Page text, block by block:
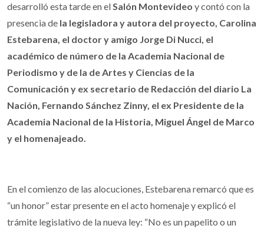
desarrolló esta tarde en elSalón Montevideo y contó con la
presencia de la legisladora y autora del proyecto, Carolina
Estebarena, el doctor y amigo Jorge Di Nucci, el
académico de número de la Academia Nacional de
Periodismo y de la de Artes y Ciencias de la
Comunicación y ex secretario de Redacción del diario La
Nación, Fernando Sánchez Zinny, el ex Presidente de la
Academia Nacional de la Historia, Miguel Ángel de Marco
y el homenajeado.
En el comienzo de las alocuciones, Estebarena remarcó que es
“un honor” estar presente en el acto homenaje y explicó el
trámite legislativo de la nueva ley: “No es un papelito o un